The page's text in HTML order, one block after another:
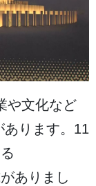
や文化など
あります。11
がありまし